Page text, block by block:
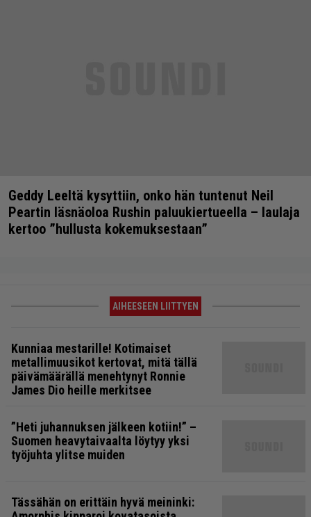
Geddy Leeltä kysyttiin, onko hän tuntenut Neil
Peartin läsnäoloa Rushin paluukiertueella – laulaja
kertoo ”hullusta kokemuksestaan”
AIHEESEEN LIITTYEN
Kunniaa mestarille! Kotimaiset
metallimuusikot kertovat, mitä tällä
päivämäärällä menehtynyt Ronnie
James Dio heille merkitsee
”Heti juhannuksen jälkeen kotiin!” –
Suomen heavytaivaalta löytyy yksi
työjuhta ylitse muiden
Tässähän on erittäin hyvä meininki: